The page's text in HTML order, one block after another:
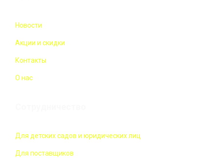
Новости
Акции и скидки
Контакты
О нас
Для детских садов и юридических лиц
Для поставщиков